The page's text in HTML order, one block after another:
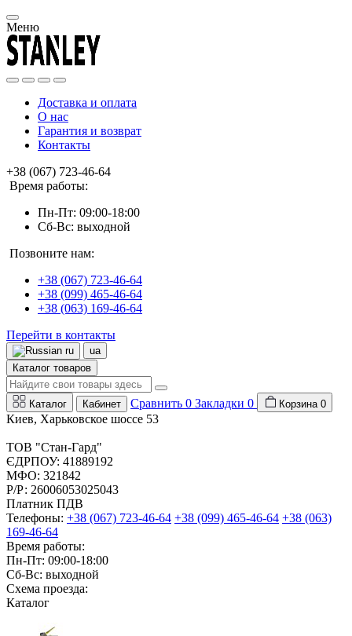
Меню
Доставка и оплата
О нас
Гарантия и возврат
Контакты
+38 (067) 723-46-64
Время работы:
Пн-Пт: 09:00-18:00
Сб-Вс: выходной
Позвоните нам:
+38 (067) 723-46-64
+38 (099) 465-46-64
+38 (063) 169-46-64
Перейти в контакты
ru
ua
Каталог товаров
Каталог Кабинет Сравнить 0 Закладки 0 Корзина 0
Киев, Харьковское шоссе 53
ТОВ "Стан-Гард"
ЄДРПОУ: 41889192
МФО: 321842
Р/Р: 26006053025043
Платник ПДВ
Телефоны: +38 (067) 723-46-64 +38 (099) 465-46-64 +38 (063)
169-46-64
Время работы:
Пн-Пт: 09:00-18:00
Сб-Вс: выходной
Схема проезда:
Каталог